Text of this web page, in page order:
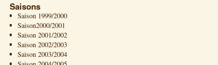
Saisons
Saison 1999/2000
Saison2000/2001
Saison 2001/2002
Saison 2002/2003
Saison 2003/2004